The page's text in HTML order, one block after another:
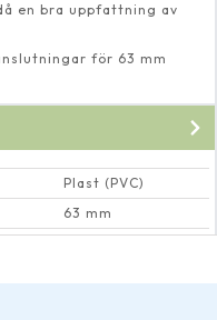
en bra uppfattning av
för 63 mm
Plast (PVC)
63 mm